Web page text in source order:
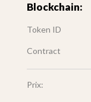
Blockchain:
Token ID
Contract
Prix: